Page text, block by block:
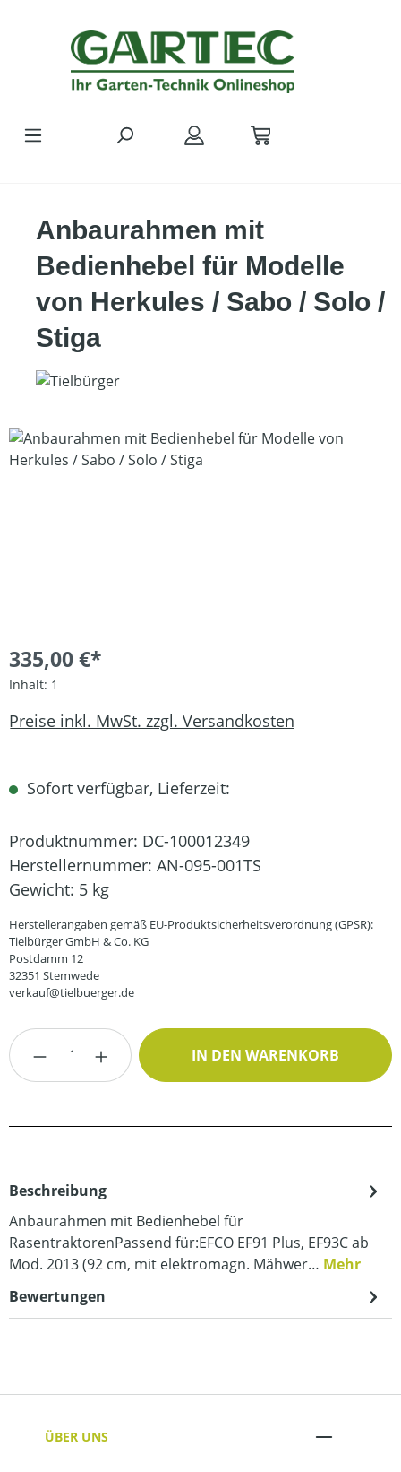
Anbaurahmen mit
Bedienhebel für Modelle
von Herkules / Sabo / Solo /
Stiga
Bildergalerie überspringen
335,00 €*
Inhalt: 1
Preise inkl. MwSt. zzgl. Versandkosten
Sofort verfügbar, Lieferzeit:
Produktnummer: DC-100012349
Herstellernummer: AN-095-001TS
Gewicht: 5 kg
Herstellerangaben gemäß EU-Produktsicherheitsverordnung (GPSR):
Tielbürger GmbH & Co. KG
Postdamm 12
32351 Stemwede
verkauf@tielbuerger.de
Produkt Anzahl: Gib den gewünschten
IN DEN WARENKORB
Beschreibung
Anbaurahmen mit Bedienhebel für
RasentraktorenPassend für:EFCO EF91 Plus, EF93C ab
Mod. 2013 (92 cm, mit elektromagn. Mähwer… Mehr
Bewertungen
ÜBER UNS